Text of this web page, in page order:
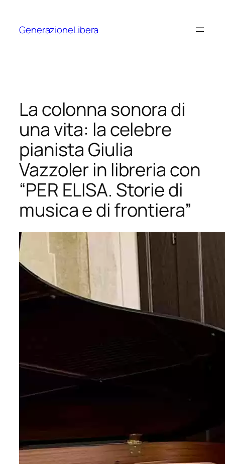
contenuto
GenerazioneLibera
La colonna sonora di
una vita: la celebre
pianista Giulia
Vazzoler in libreria con
“PER ELISA. Storie di
musica e di frontiera”